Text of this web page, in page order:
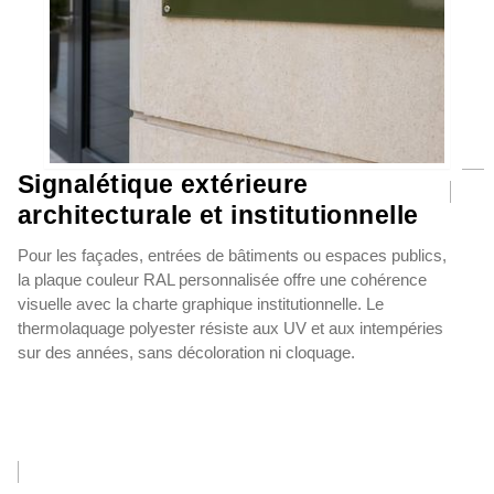
Signalétique extérieure
architecturale et institutionnelle
Pour les façades, entrées de bâtiments ou espaces publics,
la plaque couleur RAL personnalisée offre une cohérence
visuelle avec la charte graphique institutionnelle. Le
thermolaquage polyester résiste aux UV et aux intempéries
sur des années, sans décoloration ni cloquage.